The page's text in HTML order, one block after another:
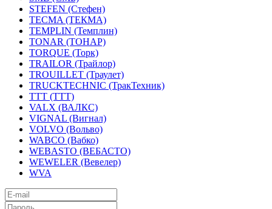
STEFEN (Стефен)
TECMA (ТЕКМА)
TEMPLIN (Темплин)
TONAR (ТОНАР)
TORQUE (Торк)
TRAILOR (Трайлор)
TROUILLET (Траулет)
TRUCKTECHNIC (ТракТехник)
TTT (ТТТ)
VALX (ВАЛКС)
VIGNAL (Вигнал)
VOLVO (Вольво)
WABCO (Вабко)
WEBASTO (ВЕБАСТО)
WEWELER (Вевелер)
WVA